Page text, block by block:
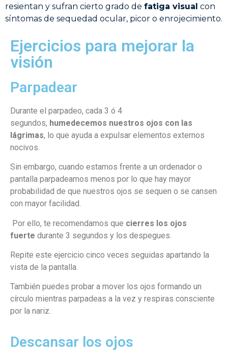
resientan y sufran cierto grado de fatiga visual con
síntomas de sequedad ocular, picor o enrojecimiento.
Ejercicios para mejorar la
visión
Parpadear
Durante el parpadeo, cada 3 ó 4
segundos, humedecemos nuestros ojos con las
lágrimas, lo que ayuda a expulsar elementos externos
nocivos.
Sin embargo, cuando estamos frente a un ordenador o
pantalla parpadeamos menos por lo que hay mayor
probabilidad de que nuestros ojos se sequen o se cansen
con mayor facilidad.
Por ello, te recomendamos que cierres los ojos
fuerte durante 3 segundos y los despegues.
Repite este ejercicio cinco veces seguidas apartando la
vista de la pantalla.
También puedes probar a mover los ojos formando un
círculo mientras parpadeas a la vez y respiras consciente
por la nariz.
Descansar los ojos